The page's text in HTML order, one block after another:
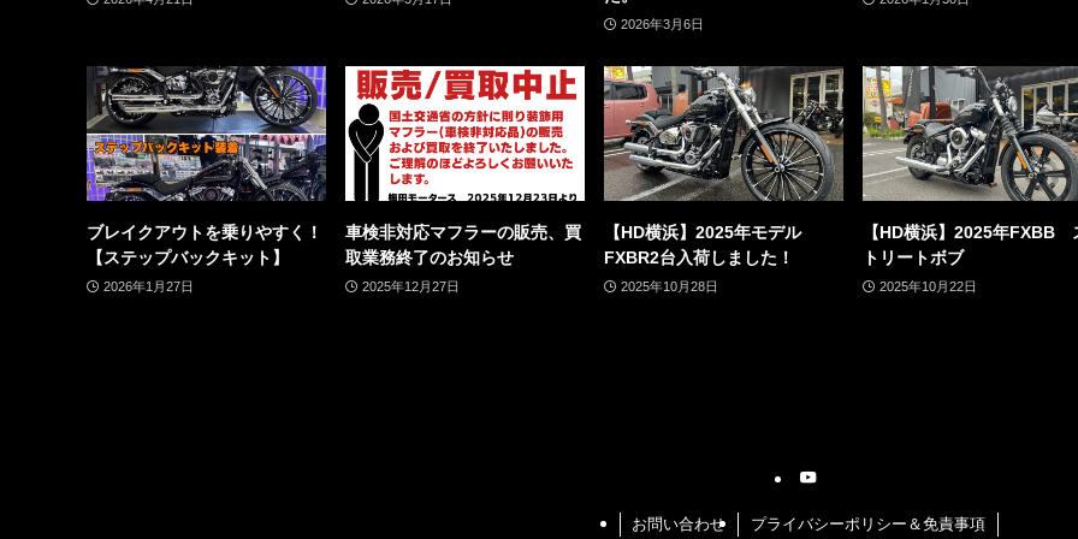
2026年3月6日
ブレイクアウトを乗りやすく！
【ステップバックキット】
2026年1月27日
車検非対応マフラーの販売、買
取業務終了のお知らせ
2025年12月27日
【HD横浜】2025年モデル
FXBR2台入荷しました！
2025年10月28日
【HD横浜】2025年FXBB
トリートボブ
2025年10月22日
お問い合わせ プライバシーポリシー＆免責事項